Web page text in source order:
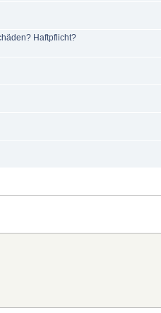
Haftpflicht?